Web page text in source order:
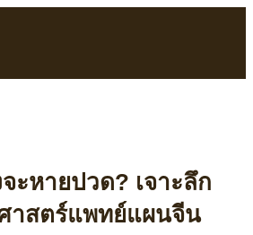
ะหายปวด? เจาะลึก
าสตร์แพทย์แผนจีน